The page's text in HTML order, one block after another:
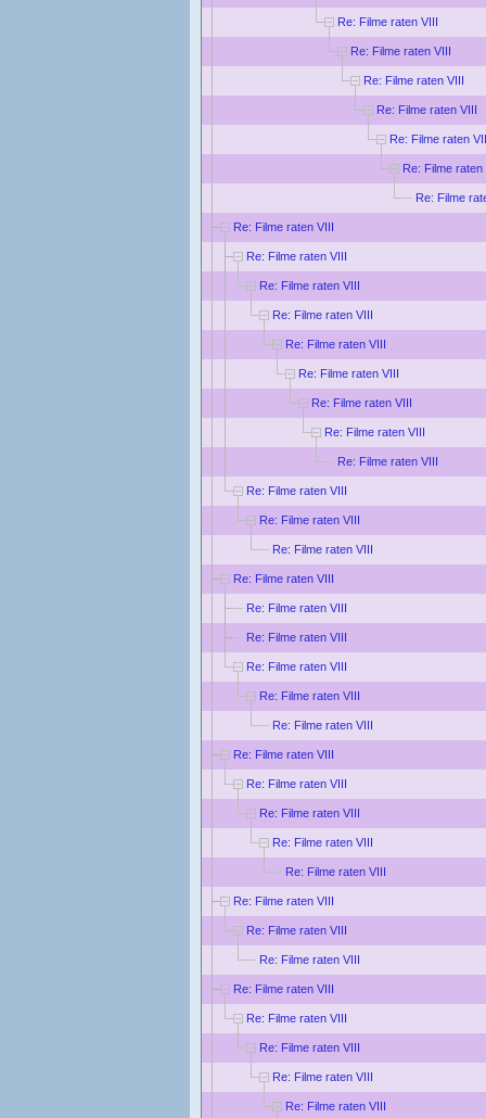
Re: Filme raten VIII
Re: Filme raten VIII
Re: Filme raten VIII
Re: Filme raten VIII
Re: Filme raten
Re: Filme raten
Re: Filme
Re: Filme raten VIII
Re: Filme raten VIII
Re: Filme raten VIII
Re: Filme raten VIII
Re: Filme raten VIII
Re: Filme raten VIII
Re: Filme raten VIII
Re: Filme raten VIII
Re: Filme raten VIII
Re: Filme raten VIII
Re: Filme raten VIII
Re: Filme raten VIII
Re: Filme raten VIII
Re: Filme raten VIII
Re: Filme raten VIII
Re: Filme raten VIII
Re: Filme raten VIII
Re: Filme raten VIII
Re: Filme raten VIII
Re: Filme raten VIII
Re: Filme raten VIII
Re: Filme raten VIII
Re: Filme raten VIII
Re: Filme raten VIII
Re: Filme raten VIII
Re: Filme raten VIII
Re: Filme raten VIII
Re: Filme raten VIII
Re: Filme raten VIII
Re: Filme raten VIII
Re: Filme raten VIII